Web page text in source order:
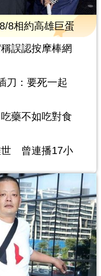
8相約高雄巨蛋
誤認按摩棒網
刀：要死一起
藥不如吃對食
世 曾連播17小